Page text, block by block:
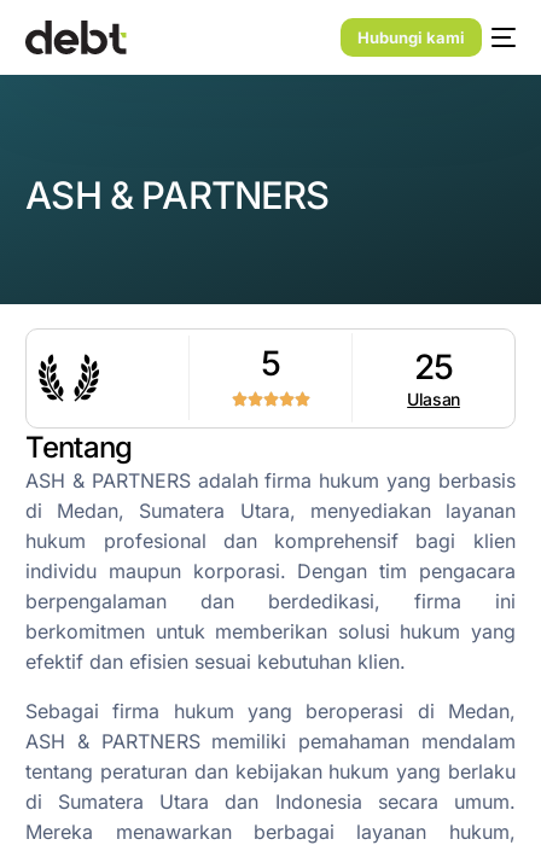
Hubungi kami
ASH & PARTNERS
5 25
Ulasan
Tentang
ASH & PARTNERS adalah firma hukum yang berbasis
di Medan, Sumatera Utara, menyediakan layanan
hukum profesional dan komprehensif bagi klien
individu maupun korporasi. Dengan tim pengacara
berpengalaman dan berdedikasi, firma ini
berkomitmen untuk memberikan solusi hukum yang
efektif dan efisien sesuai kebutuhan klien.
Sebagai firma hukum yang beroperasi di Medan,
ASH & PARTNERS memiliki pemahaman mendalam
tentang peraturan dan kebijakan hukum yang berlaku
di Sumatera Utara dan Indonesia secara umum.
Mereka menawarkan berbagai layanan hukum,